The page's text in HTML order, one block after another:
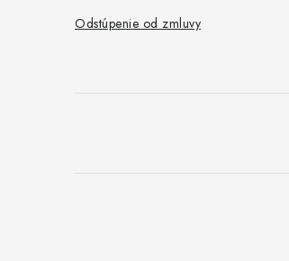
Odstúpenie od zmluvy